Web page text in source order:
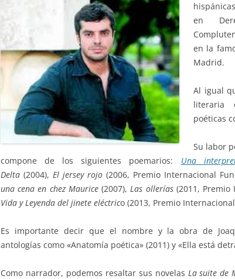
en
en la
Madrid.
Al igual
literaria
poéticas
Su labor
compone de los siguientes poemarios: Una
Delta (2004), El jersey rojo (2006, Premio Internacional
una cena en chez Maurice(2007),Las ollerías(2011, Premio
Vida y Leyenda del jinete eléctrico (2013, Premio
Es importante decir que el nombre y la obra de
antologías como «Anatomía poética» (2011) y «Ella está
Como narrador, podemos resaltar sus novelas La suite de